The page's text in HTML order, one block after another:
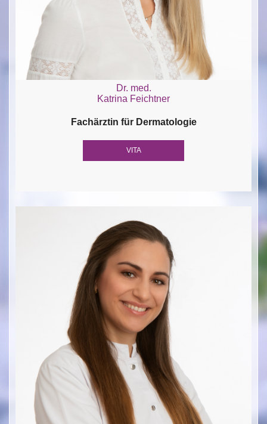
Dr. med.
Katrina Feichtner
Fachärztin für Dermatologie
VITA